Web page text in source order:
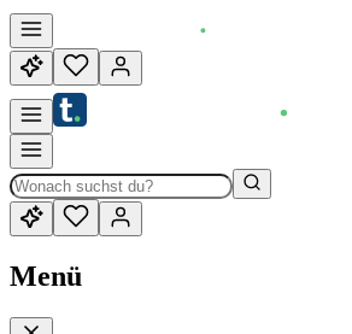
Menü